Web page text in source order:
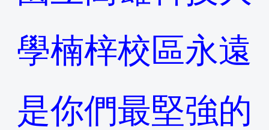
學楠梓校區永遠
是你們最堅強的